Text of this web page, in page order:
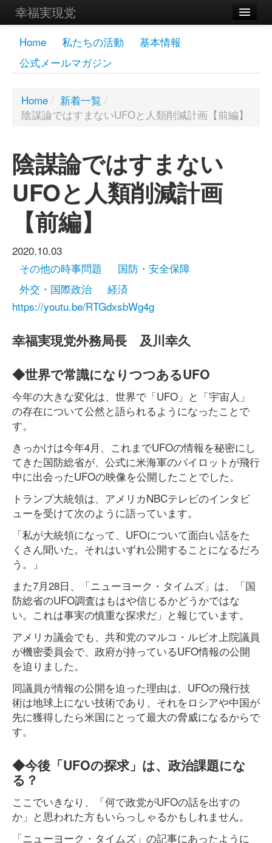
幸福実現党
メンバーズページ
党員
お問い合わせ
Home 私たちの活動
基本情報
公式メールマガジン
Home / 新着一覧 /
陰謀論ではすまないUFOと人類削減計画【前編】
陰謀論ではすまない
UFOと人類削減計画
【前編】
2020.10.03
その他の時事問題
国防・安全保障
外交・国際政治
経済
https://youtu.be/RTGdxsbWg4g
幸福実現党外務局長 及川幸久
◆世界で常識になりつつあるUFO
今年の大きな変化は、世界で「UFO」と「宇宙人」
の存在について公然と語られるようになったことで
す。
きっかけは今年4月、これまでUFOの情報を秘密にし
てきた国防総省が、公式に米海軍のパイロットが飛行
中に出会ったUFOの映像を公開したことでした。
トランプ大統領は、アメリカNBCテレビのインタビ
ューを受けて次のように語っています。
「私が大統領になって、UFOについて面白い話をた
くさん聞いた。それはいずれ公開することになるだろ
う。」
また7月28日、「ニューヨーク・タイムズ」は、「国
防総省のUFO調査はもはや信じるかどうかではな
い。これは事実の慎重な探求だ」と報じています。
アメリカ議会でも、共和党のマルコ・ルビオ上院議員
が機密委員会で、政府が持っているUFO情報の公開
を迫りました。
同議員が情報の公開を迫った理由は、UFOの飛行技
術は地球上にない技術であり、それをロシアや中国が
先に獲得したら米国にとって最大の脅威になるからで
す。
◆今後「UFOの探求」は、政治課題にな
る？
ここでいきなり、「何で政党がUFOの話を出すの
か」と思われた方もいらっしゃるかもしれません。
「ニューヨーク・タイムズ」の記事にあったように